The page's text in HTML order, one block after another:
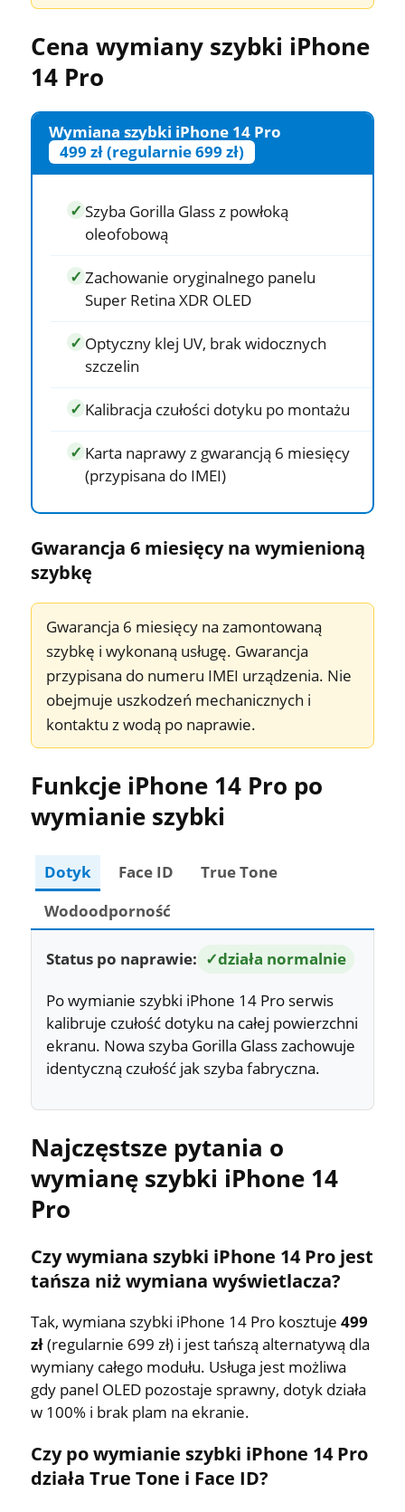
Cena wymiany szybki iPhone
14 Pro
Wymiana szybki iPhone 14 Pro
499 zł (regularnie 699 zł)
Szyba Gorilla Glass z powłoką
oleofobową
Zachowanie oryginalnego panelu
Super Retina XDR OLED
Optyczny klej UV, brak widocznych
szczelin
Kalibracja czułości dotyku po montażu
Karta naprawy z gwarancją 6 miesięcy
(przypisana do IMEI)
Gwarancja 6 miesięcy na wymienioną
szybkę
Gwarancja 6 miesięcy na zamontowaną
szybkę i wykonaną usługę. Gwarancja
przypisana do numeru IMEI urządzenia. Nie
obejmuje uszkodzeń mechanicznych i
kontaktu z wodą po naprawie.
Funkcje iPhone 14 Pro po
wymianie szybki
Dotyk Face ID
True Tone
Wodoodporność
Status po naprawie:
działa normalnie
Po wymianie szybki iPhone 14 Pro serwis
kalibruje czułość dotyku na całej powierzchni
ekranu. Nowa szyba Gorilla Glass zachowuje
identyczną czułość jak szyba fabryczna.
Najczęstsze pytania o
wymianę szybki iPhone 14
Pro
Czy wymiana szybki iPhone 14 Pro jest
tańsza niż wymiana wyświetlacza?
Tak, wymiana szybki iPhone 14 Pro kosztuje 499
zł(regularnie 699 zł) i jest tańszą alternatywą dla
wymiany całego modułu. Usługa jest możliwa
gdy panel OLED pozostaje sprawny, dotyk działa
w 100% i brak plam na ekranie.
Czy po wymianie szybki iPhone 14 Pro
działa True Tone i Face ID?